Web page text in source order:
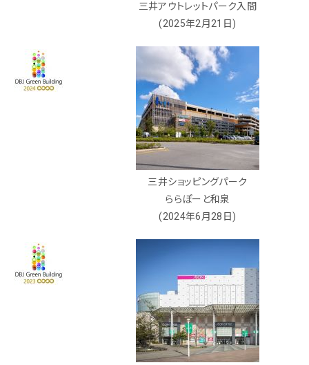
三井アウトレットパーク入間
(2025年2月21日)
三井ショッピングパーク
ららぽーと和泉
(2024年6月28日)